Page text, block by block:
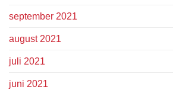
september 2021
august 2021
juli 2021
juni 2021